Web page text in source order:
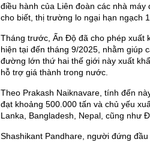
điều hành của Liên đoàn các nhà
cho biết, thị trường lo ngại hạn ngạch
Tháng trước, Ấn Độ đã cho phép xuất
hiện tại đến tháng 9/2025, nhằm giúp
đường lớn thứ hai thế giới này xuất
hỗ trợ giá thành trong nước.
Theo Prakash Naiknavare, tính đến
đạt khoảng 500.000 tấn và chủ yếu
Lanka, Bangladesh, Nepal, cũng như
Shashikant Pandhare, người đứng